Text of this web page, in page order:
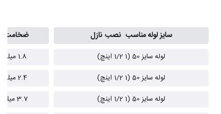
سایز لوله مناسب نصب نازل ضخامت
لوله سایز 50 (1 1/2 اینچ)
1.8 میلی‌متر
لوله سایز 50 (1 1/2 اینچ)
2.4 میلی‌متر
لوله سایز 50 (1 1/2 اینچ)
3.7 میلی‌متر